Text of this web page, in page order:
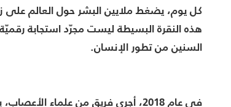
كل يوم، يضغط ملايين البشر حول العالم
هذه النقرة البسيطة ليست مجرّد استجابة
السنين من تطور الإنسان.